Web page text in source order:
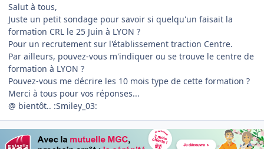
Salut à tous,
Juste un petit sondage pour savoir si quelqu'un faisait la
formation CRL le 25 Juin à LYON ?
Pour un recrutement sur l'établissement traction Centre.
Par ailleurs, pouvez-vous m'indiquer ou se trouve le centre de
formation à LYON ?
Pouvez-vous me décrire les 10 mois type de cette formation ?
Merci à tous pour vos réponses...
@ bientôt.. :Smiley_03: